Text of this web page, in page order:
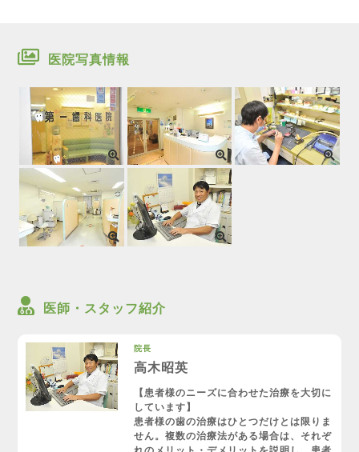
医院写真情報
医師・スタッフ紹介
院長
高木昭英
【患者様のニーズに合わせた治療を大切に
しています】
患者様の歯の治療はひとつだけとは限りま
せん。複数の治療法がある場合は、それぞ